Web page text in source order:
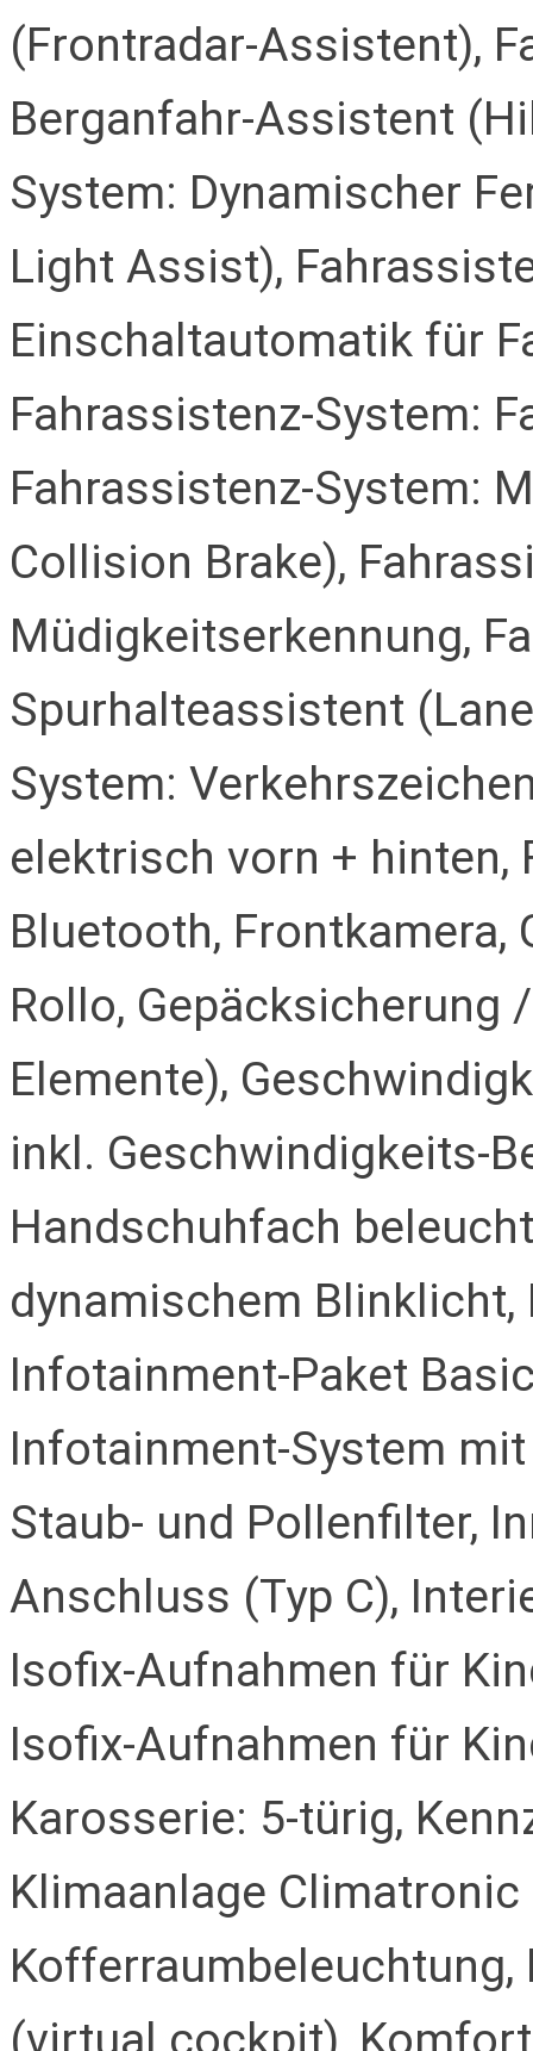
(Frontradar-Assistent),
Berganfahr-Assistent
System: Dynamischer
Light Assist),
Einschaltautomatik für
Fahrassistenz-System:
Fahrassistenz-System:
Collision Brake),
Müdigkeitserkennung,
Spurhalteassistent
System:
elektrisch vorn + hinten,
Bluetooth,
Rollo, Gepäcksicherung
Elemente),
inkl. Geschwindigkeits-
Handschuhfach
dynamischem Blinklicht,
Infotainment-Paket
Infotainment-System
Staub- und Pollenfilter,
Anschluss (Typ C),
Isofix-Aufnahmen für
Isofix-Aufnahmen für
Karosserie: 5-türig,
Klimaanlage Climatronic
(virtual cockpit),